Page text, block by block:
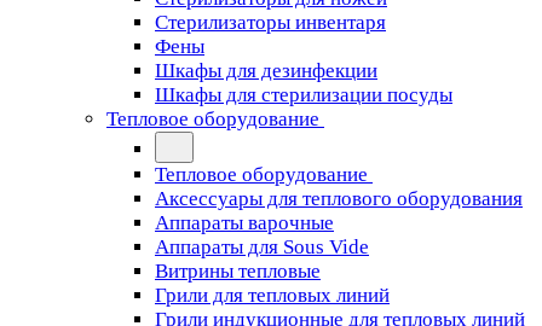
Стерилизаторы инвентаря
Фены
Шкафы для дезинфекции
Шкафы для стерилизации посуды
Тепловое оборудование
Тепловое оборудование
Аксессуары для теплового оборудования
Аппараты варочные
Аппараты для Sous Vide
Витрины тепловые
Грили для тепловых линий
Грили индукционные для тепловых линий